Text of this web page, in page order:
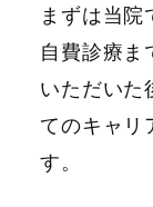
まずは当院
自費診療ま
いただいた
てのキャリ
す。